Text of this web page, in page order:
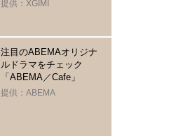
「Tシャツが乾くまで」番宣でも
大活躍!? “今年一番気になる”俳
優・中島歩の歩み
提供：XGIMI
注目のABEMAオリジナ
ルドラマをチェック
「ABEMA／Cafe」
提供：ABEMA